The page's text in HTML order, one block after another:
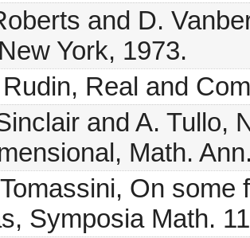
and D.
York, 1973.
Real and
and A. Tullo,
Math.
On
Symposia Math.